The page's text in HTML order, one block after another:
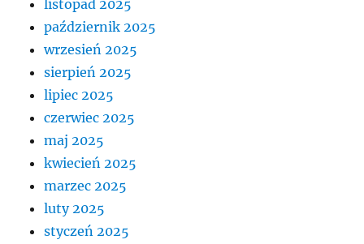
listopad 2025
październik 2025
wrzesień 2025
sierpień 2025
lipiec 2025
czerwiec 2025
maj 2025
kwiecień 2025
marzec 2025
luty 2025
styczeń 2025